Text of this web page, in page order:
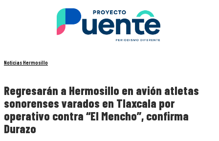
Noticias Hermosillo
Regresarán a Hermosillo en avión atletas
sonorenses varados en Tlaxcala por
operativo contra “El Mencho”, confirma
Durazo